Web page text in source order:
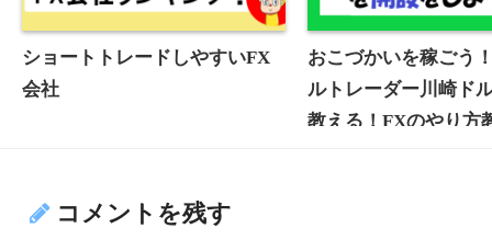
ショートトレードしやすいFX
会社
おこづかいを稼ごう
ルトレーダー川崎ド
教える！FXのやり方
コメントを残す